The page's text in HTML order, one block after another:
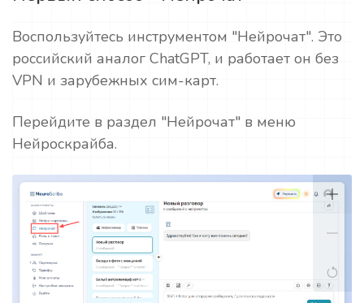
Воспользуйтесь инструментом "Нейрочат". Это
российский аналог ChatGPT, и работает он без
VPN и зарубежных сим-карт.
Перейдите в раздел "Нейрочат" в меню
Нейроскрайба.